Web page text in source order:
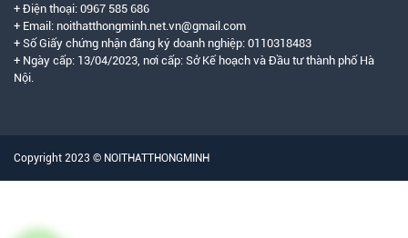
+ Điện thoại: 0967 585 686
+ Email: noithatthongminh.net.vn@gmail.com
+ Số Giấy chứng nhận đăng ký doanh nghiệp: 0110318483
+ Ngày cấp: 13/04/2023, nơi cấp: Sở Kế hoạch và Đầu tư thành phố Hà
Nội.
Copyright 2023 © NOITHATTHONGMINH